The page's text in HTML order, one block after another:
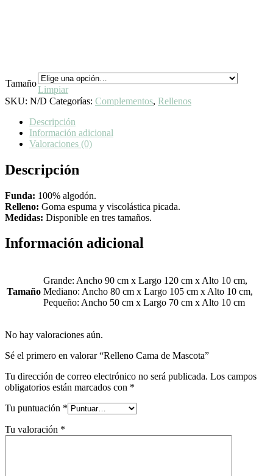
Tamaño
Limpiar
SKU: N/D Categorías: Complementos, Rellenos
Descripción
Información adicional
Valoraciones (0)
Descripción
Funda: 100% algodón.
Relleno: Goma espuma y viscolástica picada.
Medidas: Disponible en tres tamaños.
Información adicional
Tamaño
Grande: Ancho 90 cm x Largo 120 cm x Alto 10 cm,
Mediano: Ancho 80 cm x Largo 105 cm x Alto 10 cm,
Pequeño: Ancho 50 cm x Largo 70 cm x Alto 10 cm
No hay valoraciones aún.
Sé el primero en valorar “Relleno Cama de Mascota”
Tu dirección de correo electrónico no será publicada. Los campos
obligatorios están marcados con *
Tu puntuación *
Tu valoración *